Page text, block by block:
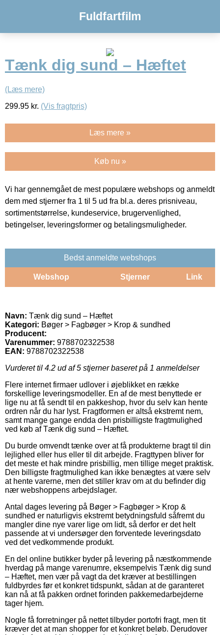
Fuldfartfilm
Tænk dig sund – Hæftet
(Læs mere)
299.95 kr. (Vis fragtpris)
Læs mere »
Køb nu »
Vi har gennemgået de mest populære webshops og anmeldt
dem med stjerner fra 1 til 5 ud fra bl.a. deres prisniveau,
sortimentstørrelse, kundeservice, brugervenlighed,
betingelser, leveringsformer og betalingsmuligheder.
Bedst anmeldte webshops
Webshop Stjerner Link
Navn: Tænk dig sund – Hæftet
Kategori: Bøger > Fagbøger > Krop & sundhed
Producent:
Varenummer: 9788702322538
EAN: 9788702322538
Vurderet til 4.2 ud af 5 stjerner baseret på 1 anmeldelser
Flere internet firmaer udlover i øjeblikket en række
forskellige leveringsmodeller. En af de mest benyttede er
lige nu at få sendt til en pakkeshop, hvor du selv kan hente
ordren når du har lyst. Fragtformen er altså ekstremt nem,
samt mange gange endda den prisbilligste fragtmulighed
ved køb af Tænk dig sund – Hæftet.
Du burde omvendt tænke over at få produkterne bragt til din
lejlighed eller hus eller til dit arbejde. Fragttypen bliver for
det meste et hak mindre prisbillig, men tillige meget praktisk.
Den billigste fragtmulighed kan ikke benægtes at være selv
at hente varerne, men det stiller krav om at du befinder dig
nær webshoppens arbejdslager.
Antal dages levering på Bøger > Fagbøger > Krop &
sundhed er naturligvis ekstremt betydningsfuld såfremt du
mangler dine nye varer lige om lidt, så derfor er det helt
passende at vi undersøger den forventede leveringsdato
ved det vedkommende produkt.
En del online butikker byder på levering på næstkommende
hverdag på mange varenumre, eksempelvis Tænk dig sund
– Hæftet, men vær på vagt da det kræver at bestillingen
fuldbyrdes før et konkret tidspunkt, sådan at de garanteret
kan nå at få pakken ordnet forinden pakkemedarbejderne
tager hjem.
Nogle få forretninger på nettet tilbyder portofri fragt, men tit
kræver det at man shopper for et konkret beløb. Derudover